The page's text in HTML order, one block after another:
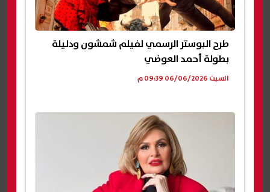
طرح البوستر الرسمي لفيلم شمشون ودليلة
بطولة أحمد العوضي
السبت 06/06/2026 09:39 م